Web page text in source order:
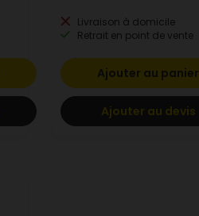
Livraison à domicile
Retrait en point de vente
Ajouter au panier
Ajouter au devis